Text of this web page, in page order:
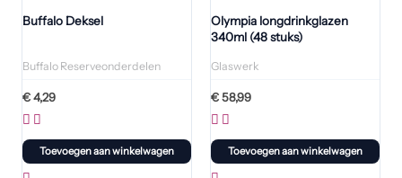
Buffalo Deksel
Buffalo Reserveonderdelen
€4,29
Toevoegen aan winkelwagen
Olympia longdrinkglazen
340ml (48 stuks)
Glaswerk
€58,99
Toevoegen aan winkelwagen